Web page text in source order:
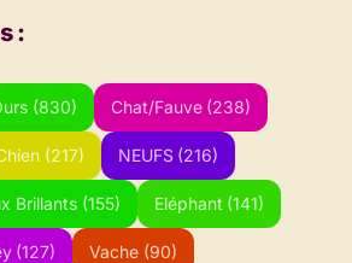
:
(830) Chat/Fauve (238)
(217) NEUFS (216)
Brillants (155) Eléphant (141)
(127) Vache (90)